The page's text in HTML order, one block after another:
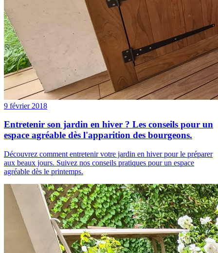
9 février 2018
Entretenir son jardin en hiver ? Les conseils pour un
espace agréable dès l'apparition des bourgeons.
Découvrez comment entretenir votre jardin en hiver pour le préparer
aux beaux jours. Suivez nos conseils pratiques pour un espace
agréable dès le printemps.